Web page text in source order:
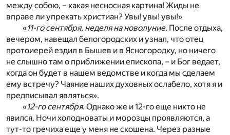
между собою, – какая несносная картина! Жиды не
вправе ли упрекать христиан? Увы! увы! увы!»
«11-го сентября, неделя на новолуние. После отдыха,
вечером, навещал белогородских и узнал, что отец
протоиерей ездил в Бышев и в Ясногородку, но ничего
не слышно там о приближении епископа, – и Бог ведает,
когда он будет в нашем ведомстве и когда мы сделаем
ему встречу? Чаяние наших духовных ослабело, хотя я и
предписывал являться».
«12-го сентября. Однако же и 12-го еще никто не
явился. Ночи холодноваты и морозцы проявляются, а
тут-то гречиха еще у меня не скошена. Через разные